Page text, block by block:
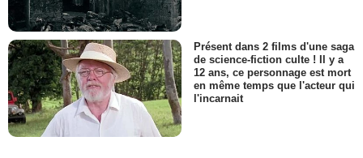
Présent dans 2 films d'une saga
de science-fiction culte ! Il y a
12 ans, ce personnage est mort
en même temps que l'acteur qui
l'incarnait